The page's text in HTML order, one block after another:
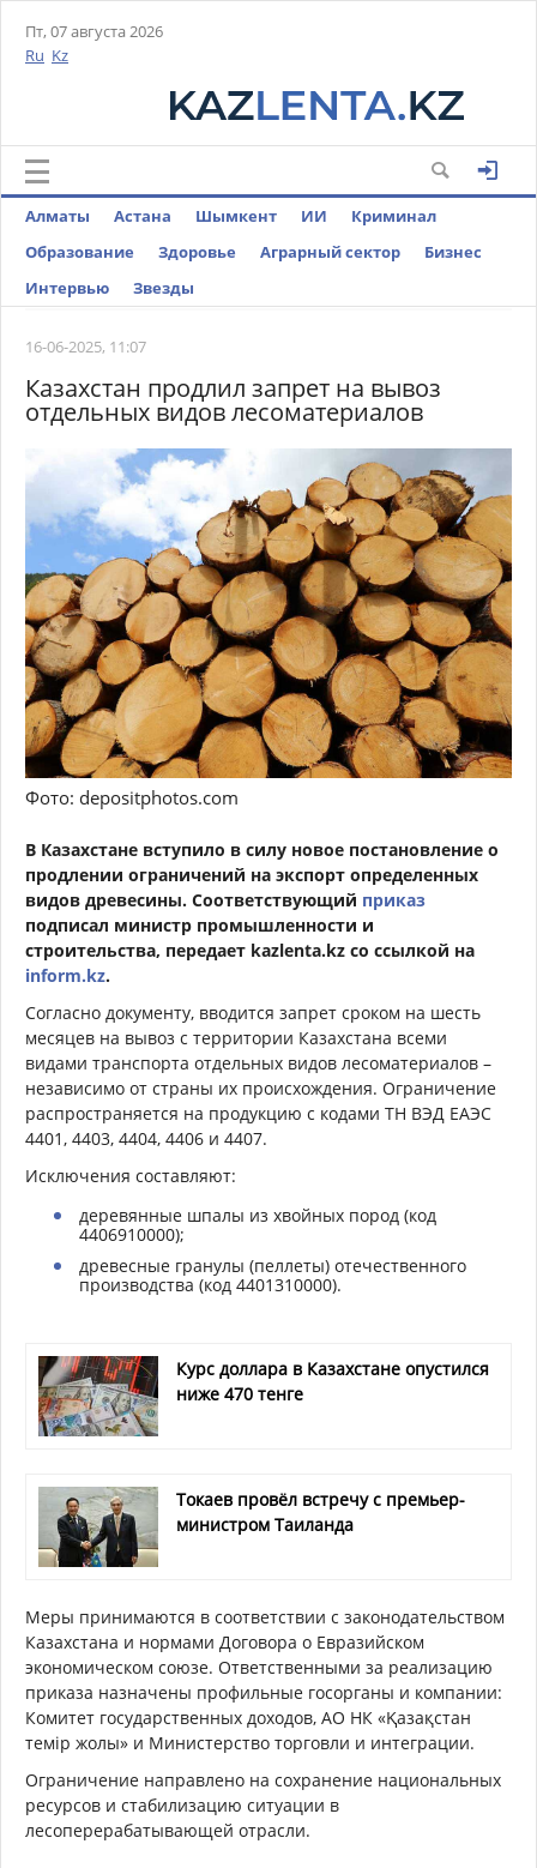
Пт, 07 августа 2026
Ru Kz
Алматы Астана Шымкент ИИ
Криминал
Образование
Здоровье Аграрный сектор
Бизнес
Интервью
Звезды
16-06-2025, 11:07
Казахстан продлил запрет на вывоз
отдельных видов лесоматериалов
Фото: depositphotos.com
В Казахстане вступило в силу новое постановление о
продлении ограничений на экспорт определенных
видов древесины. Соответствующий приказ
подписал министр промышленности и
строительства, передает kazlenta.kz со ссылкой на
inform.kz.
Согласно документу, вводится запрет сроком на шесть
месяцев на вывоз с территории Казахстана всеми
видами транспорта отдельных видов лесоматериалов –
независимо от страны их происхождения. Ограничение
распространяется на продукцию с кодами ТН ВЭД ЕАЭС
4401, 4403, 4404, 4406 и 4407.
Исключения составляют:
деревянные шпалы из хвойных пород (код
4406910000);
древесные гранулы (пеллеты) отечественного
производства (код 4401310000).
Курс доллара в Казахстане опустился
ниже 470 тенге
Токаев провёл встречу с премьер-
министром Таиланда
Меры принимаются в соответствии с законодательством
Казахстана и нормами Договора о Евразийском
экономическом союзе. Ответственными за реализацию
приказа назначены профильные госорганы и компании:
Комитет государственных доходов, АО НК «Қазақстан
темір жолы» и Министерство торговли и интеграции.
Ограничение направлено на сохранение национальных
ресурсов и стабилизацию ситуации в
лесоперерабатывающей отрасли.